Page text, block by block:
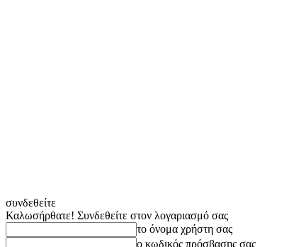
συνδεθείτε
Καλωσήρθατε! Συνδεθείτε στον λογαριασμό σας
το όνομα χρήστη σας
ο κωδικός πρόσβασης σας